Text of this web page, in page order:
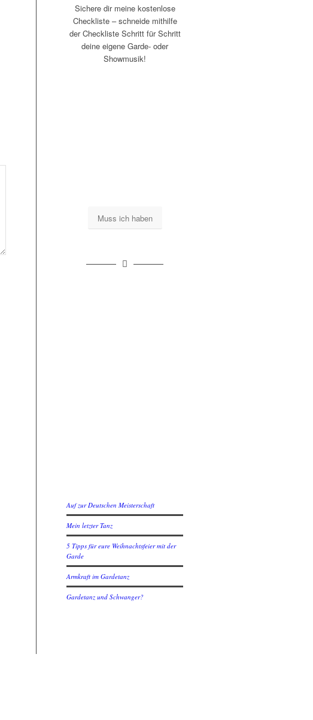
Sichere dir meine kostenlose
Checkliste – schneide mithilfe
der Checkliste Schritt für Schritt
deine eigene Garde- oder
Showmusik!
Muss ich haben
Auf zur Deutschen Meisterschaft
Mein letzter Tanz
5 Tipps für eure Weihnachtsfeier mit der
Garde
Armkraft im Gardetanz
Gardetanz und Schwanger?